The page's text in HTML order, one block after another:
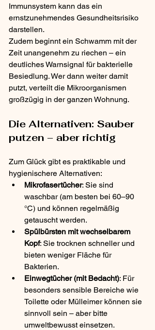
Immunsystem kann das ein
ernstzunehmendes Gesundheitsrisiko
darstellen.
Zudem beginnt ein Schwamm mit der
Zeit unangenehm zu riechen – ein
deutliches Warnsignal für bakterielle
Besiedlung. Wer dann weiter damit
putzt, verteilt die Mikroorganismen
großzügig in der ganzen Wohnung.
Die Alternativen: Sauber
putzen – aber richtig
Zum Glück gibt es praktikable und
hygienischere Alternativen:
Mikrofasertücher: Sie sind
waschbar (am besten bei 60–90
°C) und können regelmäßig
getauscht werden.
Spülbürsten mit wechselbarem
Kopf: Sie trocknen schneller und
bieten weniger Fläche für
Bakterien.
Einwegtücher (mit Bedacht): Für
besonders sensible Bereiche wie
Toilette oder Mülleimer können sie
sinnvoll sein – aber bitte
umweltbewusst einsetzen.